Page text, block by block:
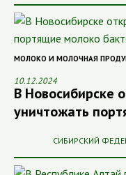
МОЛОКО И МОЛОЧНАЯ
10.12.2024
В Новосибирске
уничтожать
СИБИРСКИЙ